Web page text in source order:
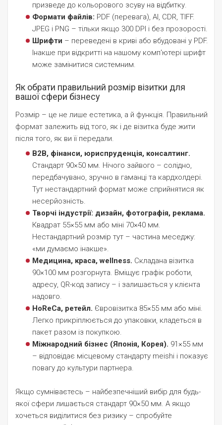
призведе до кольорового зсуву на відбитку.
Формати файлів: PDF (перевага), AI, CDR, TIFF.
JPEG і PNG – тільки якщо 300 DPI і без прозорості.
Шрифти – переведені в криві або вбудовані у PDF.
Інакше при відкритті на нашому комп'ютері шрифт
може замінитися системним.
Як обрати правильний розмір візитки для
вашої сфери бізнесу
Розмір – це не лише естетика, а й функція. Правильний
формат залежить від того, як і де візитка буде жити
після того, як ви її передали.
B2B, фінанси, юриспруденція, консалтинг.
Стандарт 90×50 мм. Нічого зайвого – солідно,
передбачувано, зручно в гаманці та кардхолдері.
Тут нестандартний формат може сприйнятися як
несерйозність.
Творчі індустрії: дизайн, фотографія, реклама.
Квадрат 55×55 мм або міні 70×40 мм.
Нестандартний розмір тут – частина меседжу:
«ми думаємо інакше».
Медицина, краса, wellness. Складана візитка
90×100 мм розгорнута. Вміщує графік роботи,
адресу, QR-код запису – і залишається у клієнта
надовго.
HoReCa, ретейл. Євровізитка 85×55 мм або міні.
Легко прикріплюється до упаковки, кладеться в
пакет разом із покупкою.
Міжнародний бізнес (Японія, Корея). 91×55 мм
– відповідає місцевому стандарту meishi і показує
повагу до культури партнера.
Якщо сумніваєтесь – найбезпечніший вибір для будь-
якої сфери лишається стандарт 90×50 мм. А якщо
хочеться виділитися без ризику – спробуйте